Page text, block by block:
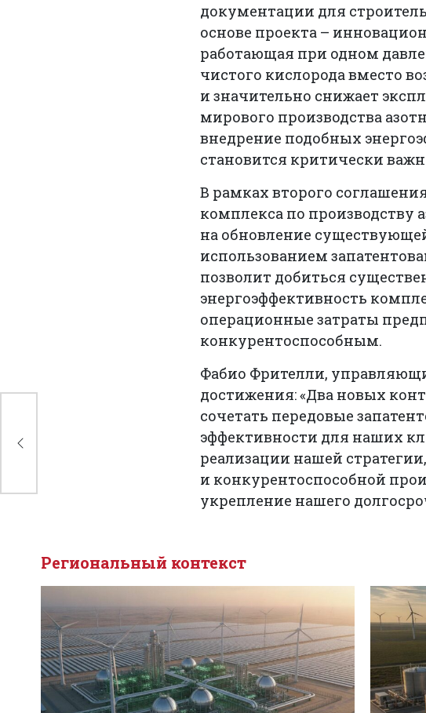
документации для
основе проекта –
работающая при одном
чистого кислорода вместо
и значительно снижает
мирового производства
внедрение подобных
становится критически
В рамках второго
комплекса по производству
на обновление
использованием
позволит добиться
энергоэффективность
операционные затраты
конкурентоспособным.
Фабио Фрителли,
достижения: «Два новых
сочетать передовые
эффективности для наших
реализации нашей
и конкурентоспособной
укрепление нашего
Региональный контекст